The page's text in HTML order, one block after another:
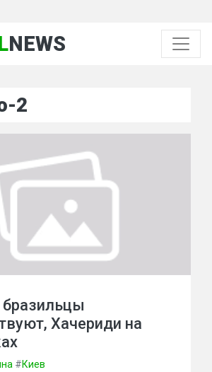
NEWS
2
Хачериди на
#Киев